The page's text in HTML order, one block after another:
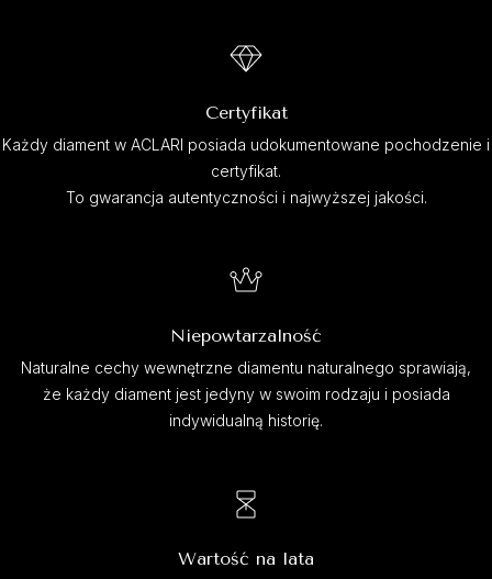
Certyfikat
Każdy diament w ACLARI posiada udokumentowane pochodzenie i
certyfikat.
To gwarancja autentyczności i najwyższej jakości.
Niepowtarzalność
Naturalne cechy wewnętrzne diamentu naturalnego sprawiają,
że każdy diament jest jedyny w swoim rodzaju i posiada
indywidualną historię.
Wartość na lata